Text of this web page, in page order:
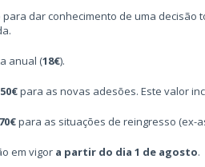
dar conhecimento de uma decisão
anual (18€).
50€para as novas adesões. Este valor
70€para as situações de reingresso (ex-
em vigor a partir do dia 1 de agosto.